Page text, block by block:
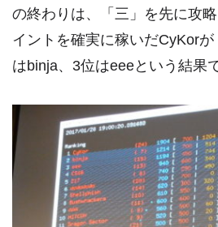
の終わりは、「三」を先に攻
イントを確実に稼いだCyKor
はbinja、3位はeeeという結果